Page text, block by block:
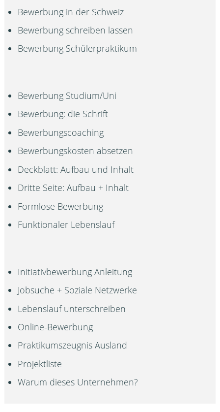
Bewerbung in der Schweiz
Bewerbung schreiben lassen
Bewerbung Schülerpraktikum
Bewerbung Studium/Uni
Bewerbung: die Schrift
Bewerbungscoaching
Bewerbungskosten absetzen
Deckblatt: Aufbau und Inhalt
Dritte Seite: Aufbau + Inhalt
Formlose Bewerbung
Funktionaler Lebenslauf
Initiativbewerbung Anleitung
Jobsuche + Soziale Netzwerke
Lebenslauf unterschreiben
Online-Bewerbung
Praktikumszeugnis Ausland
Projektliste
Warum dieses Unternehmen?